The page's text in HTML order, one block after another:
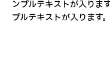
ンプルテキストが入りま
プルテキストが入ります。